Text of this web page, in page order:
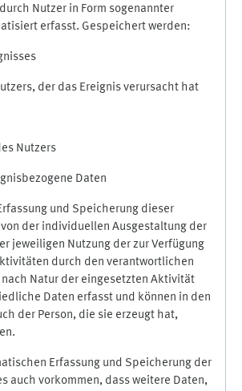
Nutzer in Form sogenannter
erfasst. Gespeichert werden:
der das Ereignis verursacht hat
Nutzers
Daten
und Speicherung dieser
der individuellen Ausgestaltung der
jeweiligen Nutzung der zur Verfügung
durch den verantwortlichen
nach Natur der eingesetzten Aktivität
Daten erfasst und können in den
der Person, die sie erzeugt hat,
Erfassung und Speicherung der
auch vorkommen, dass weitere Daten,